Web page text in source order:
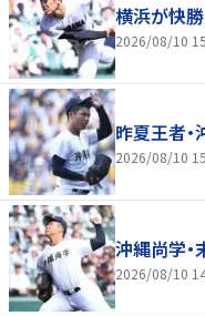
横浜が快
2026/08/10
昨夏王者
2026/08/10
沖縄尚学
2026/08/10